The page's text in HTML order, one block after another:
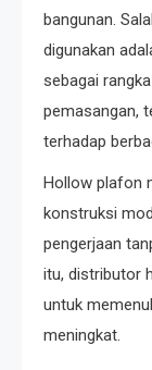
bangunan.
digunakan
sebagai
pemasangan,
terhadap
Hollow plafon
konstruksi
pengerjaan
itu, distributor
untuk
meningkat.